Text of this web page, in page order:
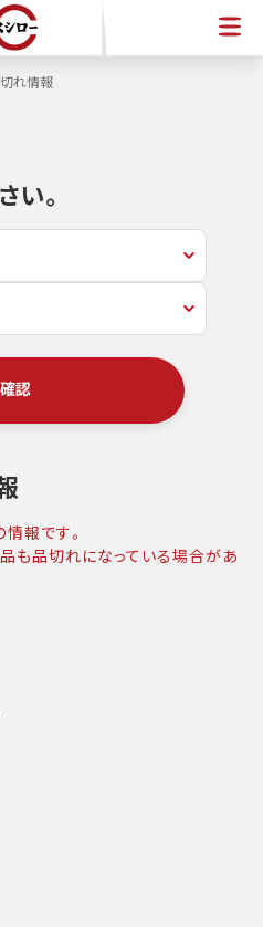
れ情報
い。
確認
報です。
も品切れになっている場合があ